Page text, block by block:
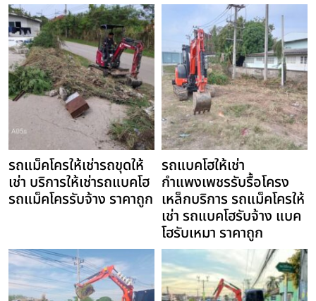
รถแม็คโครให้เช่ารถขุดให้
เช่า บริการให้เช่ารถแบคโฮ
รถแม็คโครรับจ้าง ราคาถูก
รถแบคโฮให้เช่า
กำแพงเพชรรับรื้อโครง
เหล็กบริการ รถแม็คโครให้
เช่า รถแบคโฮรับจ้าง แบค
โฮรับเหมา ราคาถูก